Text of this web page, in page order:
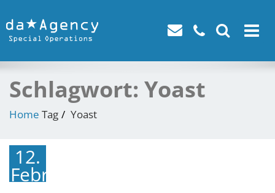
Toggle
Schlagwort: Yoast
Home Tag Yoast
12.
Februar